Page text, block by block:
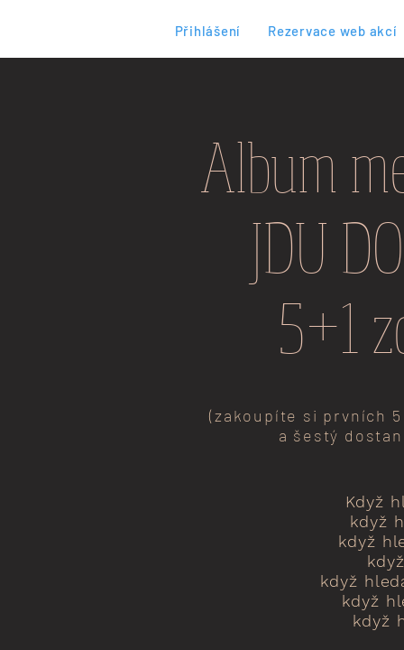
Přihlášení Rezervace web akcí
Album
JDU
5+1
(zakoupíte si prvních
a šestý
Když
když
když
když
když
když